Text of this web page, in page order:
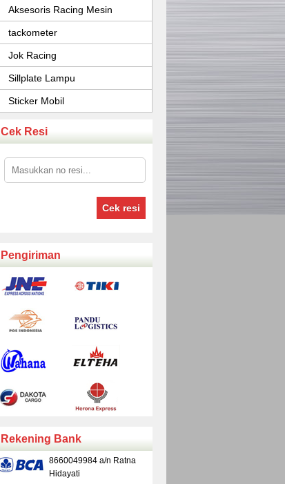
Aksesoris Racing Mesin
tackometer
Jok Racing
Sillplate Lampu
Sticker Mobil
Cek Resi
Cek resi
Pengiriman
Rekening Bank
8660049984 a/n Ratna
Hidayati